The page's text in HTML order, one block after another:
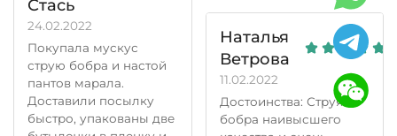
Стась
24.02.2022
Покупала мускус
струю бобра и настой
пантов марала.
Доставили посылку
быстро, упакованы две
Наталья
Ветрова
11.02.2022
Достоинства: Струя
бобра наивысшего